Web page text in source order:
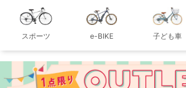
スポーツ e-BIKE 子ども車